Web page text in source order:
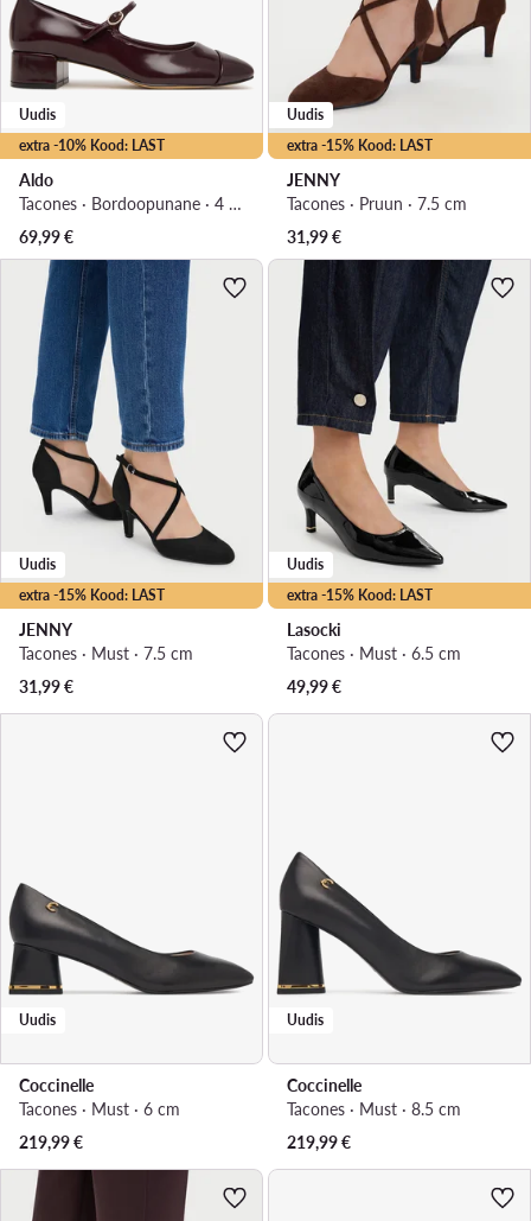
extra -10% Kood: LAST
Uudis
Aldo
Tacones · Bordoopunane · 4 cm
69,99€
extra -15% Kood: LAST
Uudis
JENNY
Tacones · Pruun · 7.5 cm
31,99€
extra -15% Kood: LAST
Uudis
JENNY
Tacones · Must · 7.5 cm
31,99€
extra -15% Kood: LAST
Uudis
Lasocki
Tacones · Must · 6.5 cm
49,99€
Uudis
Coccinelle
Tacones · Must · 6 cm
219,99€
Uudis
Coccinelle
Tacones · Must · 8.5 cm
219,99€